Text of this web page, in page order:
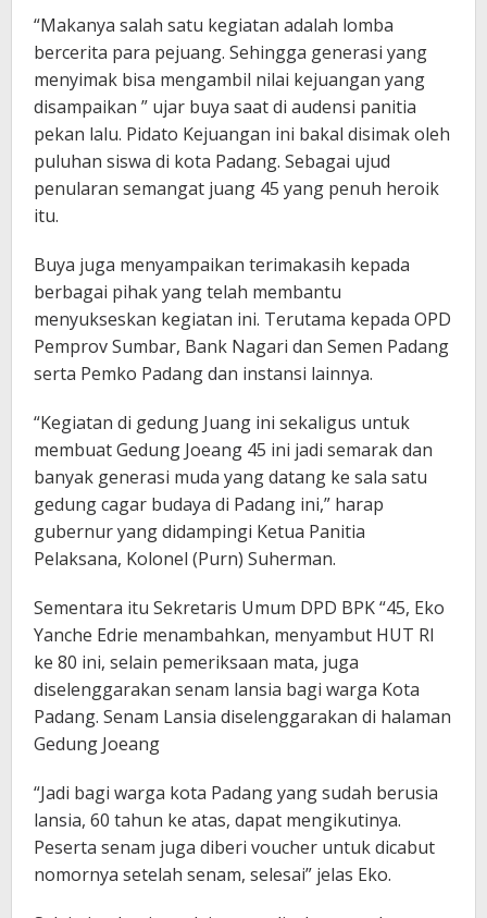
“Makanya salah satu kegiatan adalah lomba
bercerita para pejuang. Sehingga generasi yang
menyimak bisa mengambil nilai kejuangan yang
disampaikan ” ujar buya saat di audensi panitia
pekan lalu. Pidato Kejuangan ini bakal disimak oleh
puluhan siswa di kota Padang. Sebagai ujud
penularan semangat juang 45 yang penuh heroik
itu.
Buya juga menyampaikan terimakasih kepada
berbagai pihak yang telah membantu
menyukseskan kegiatan ini. Terutama kepada OPD
Pemprov Sumbar, Bank Nagari dan Semen Padang
serta Pemko Padang dan instansi lainnya.
“Kegiatan di gedung Juang ini sekaligus untuk
membuat Gedung Joeang 45 ini jadi semarak dan
banyak generasi muda yang datang ke sala satu
gedung cagar budaya di Padang ini,” harap
gubernur yang didampingi Ketua Panitia
Pelaksana, Kolonel (Purn) Suherman.
Sementara itu Sekretaris Umum DPD BPK “45, Eko
Yanche Edrie menambahkan, menyambut HUT RI
ke 80 ini, selain pemeriksaan mata, juga
diselenggarakan senam lansia bagi warga Kota
Padang. Senam Lansia diselenggarakan di halaman
Gedung Joeang
“Jadi bagi warga kota Padang yang sudah berusia
lansia, 60 tahun ke atas, dapat mengikutinya.
Peserta senam juga diberi voucher untuk dicabut
nomornya setelah senam, selesai” jelas Eko.